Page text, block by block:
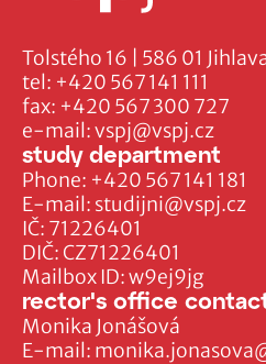
Tolstého 16 | 586 01
tel: +420 567 141 111
fax: +420 567 300 727
e-mail:vspj@vspj.cz
IČ: 71226401
DIČ: CZ71226401
Mailbox ID: w9ej9jg
study department
Phone: +420 567 141 181
E-mail: studijni@vspj.cz
rector's office
Monika Jonášová
E-mail: